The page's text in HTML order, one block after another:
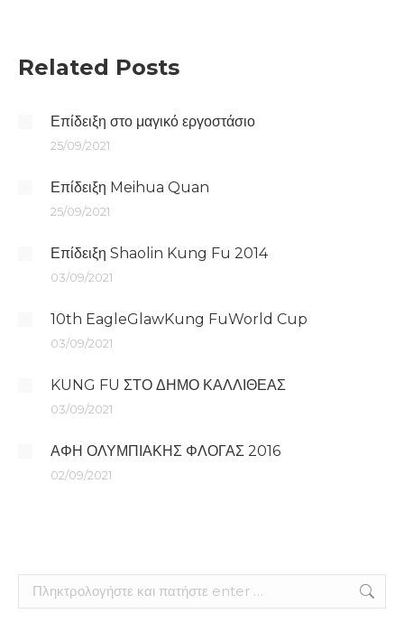
Related Posts
Επίδειξη στο μαγικό εργοστάσιο
25/09/2021
Επίδειξη Meihua Quan
25/09/2021
Επίδειξη Shaolin Kung Fu 2014
03/09/2021
10th EagleGlawKung FuWorld Cup
03/09/2021
KUNG FU ΣΤΟ ΔΗΜΟ ΚΑΛΛΙΘΕΑΣ
03/09/2021
ΑΦΗ ΟΛΥΜΠΙΑΚΗΣ ΦΛΟΓΑΣ 2016
02/09/2021
Search: